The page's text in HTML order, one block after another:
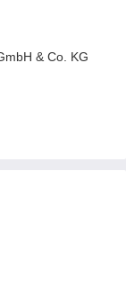
& Co. KG